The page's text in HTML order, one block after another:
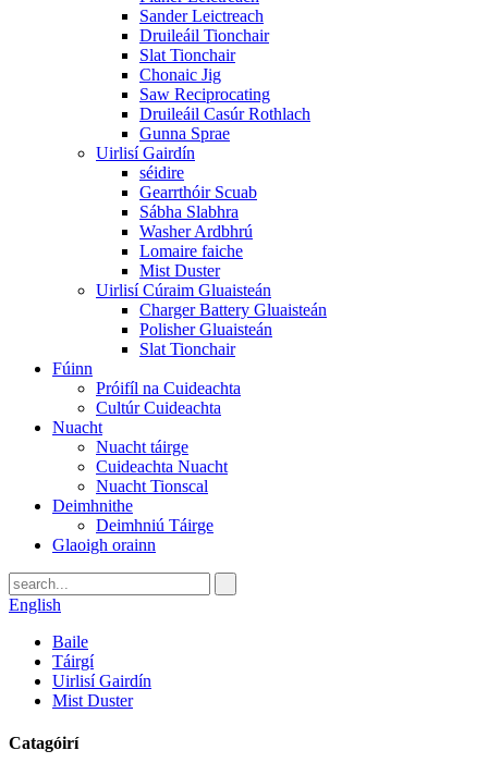
Sander Leictreach
Druileáil Tionchair
Slat Tionchair
Chonaic Jig
Saw Reciprocating
Druileáil Casúr Rothlach
Gunna Sprae
Uirlisí Gairdín
séidire
Gearrthóir Scuab
Sábha Slabhra
Washer Ardbhrú
Lomaire faiche
Mist Duster
Uirlisí Cúraim Gluaisteán
Charger Battery Gluaisteán
Polisher Gluaisteán
Slat Tionchair
Fúinn
Próifíl na Cuideachta
Cultúr Cuideachta
Nuacht
Nuacht táirge
Cuideachta Nuacht
Nuacht Tionscal
Deimhnithe
Deimhniú Táirge
Glaoigh orainn
English
Baile
Táirgí
Uirlisí Gairdín
Mist Duster
Catagóirí